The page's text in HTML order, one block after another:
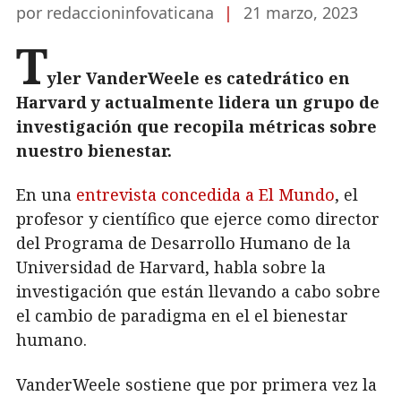
por redaccioninfovaticana | 21 marzo, 2023
Tyler VanderWeele es catedrático en
Harvard y actualmente lidera un grupo de
investigación que recopila métricas sobre
nuestro bienestar.
En una entrevista concedida a El Mundo, el
profesor y científico que ejerce como director
del Programa de Desarrollo Humano de la
Universidad de Harvard, habla sobre la
investigación que están llevando a cabo sobre
el cambio de paradigma en el el bienestar
humano.
VanderWeele sostiene que por primera vez la